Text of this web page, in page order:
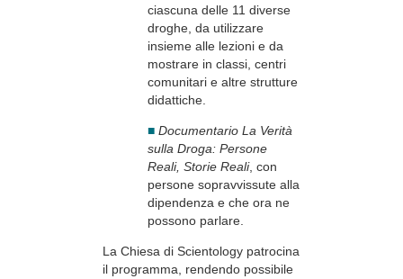
ciascuna delle 11 diverse
droghe, da utilizzare
insieme alle lezioni e da
mostrare in classi, centri
comunitari e altre strutture
didattiche.
■ Documentario La Verità
sulla Droga: Persone
Reali, Storie Reali, con
persone sopravvissute alla
dipendenza e che ora ne
possono parlare.
La Chiesa di Scientology patrocina
il programma, rendendo possibile